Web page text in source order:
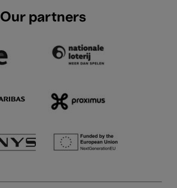
Our partners